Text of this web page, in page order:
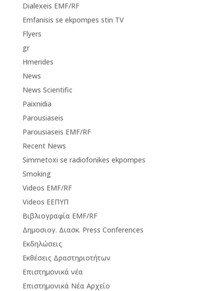
Dialexeis EMF/RF
Emfanisis se ekpompes stin TV
Flyers
gr
Hmerides
News
News Scientific
Paixnidia
Parousiaseis
Parousiaseis EMF/RF
Recent News
Simmetoxi se radiofonikes ekpompes
Smoking
Videos EMF/RF
Videos ΕΕΠΥΠ
Βιβλιογραφία EMF/RF
Δημοσιογ. Διασκ. Press Conferences
Εκδηλώσεις
Εκθέσεις Δραστηριοτήτων
Επιστημονικά νέα
Επιστημονικά Νέα Αρχείο